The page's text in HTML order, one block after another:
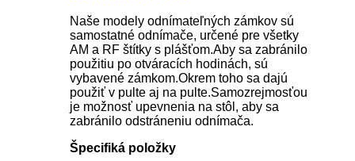
Naše modely odnímateľných zámkov sú
samostatné odnímače, určené pre všetky
AM a RF štítky s plášťom.Aby sa zabránilo
použitiu po otváracích hodinách, sú
vybavené zámkom.Okrem toho sa dajú
použiť v pulte aj na pulte.Samozrejmosťou
je možnosť upevnenia na stôl, aby sa
zabránilo odstráneniu odnímača.
Špecifiká položky